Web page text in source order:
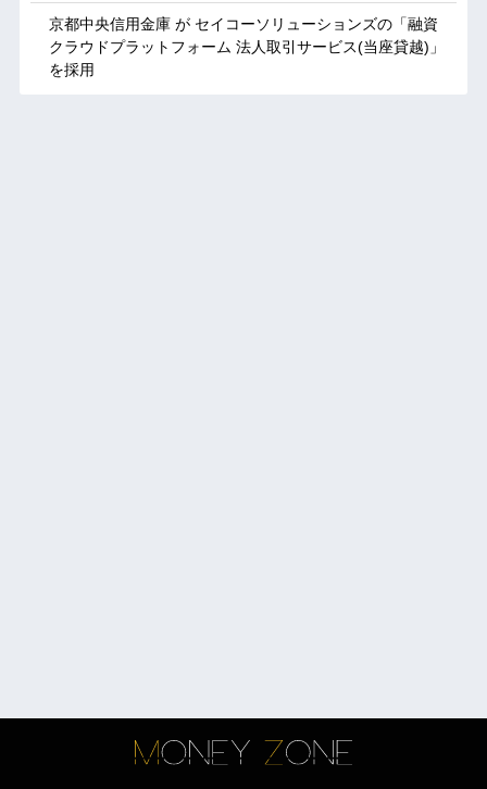
京都中央信用金庫 が セイコーソリューションズの「融資
クラウドプラットフォーム 法人取引サービス(当座貸越)」
を採用